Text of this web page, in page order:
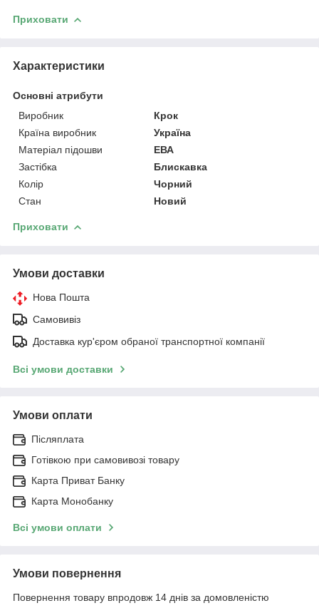
Приховати
Характеристики
Основні атрибути
Виробник
Крок
Країна виробник
Україна
Матеріал підошви
ЕВА
Застібка
Блискавка
Колір
Чорний
Стан
Новий
Приховати
Умови доставки
Нова Пошта
Самовивіз
Доставка кур'єром обраної транспортної компанії
Всі умови доставки
Умови оплати
Післяплата
Готівкою при самовивозі товару
Карта Приват Банку
Карта Монобанку
Всі умови оплати
Умови повернення
Повернення товару впродовж 14 днів за домовленістю